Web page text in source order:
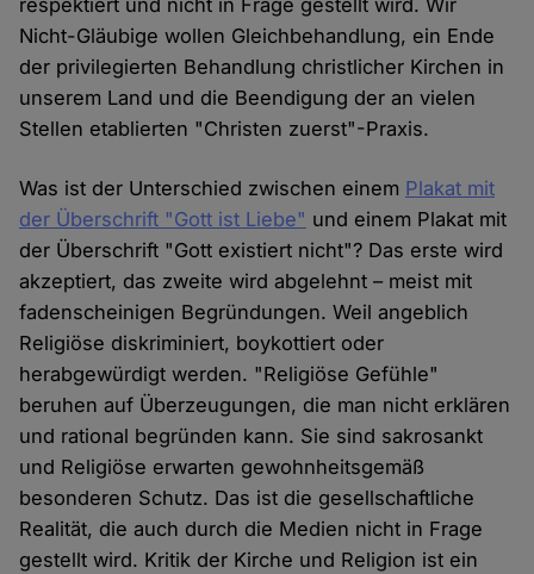
respektiert und nicht in Frage gestellt wird. Wir
Nicht-Gläubige wollen Gleichbehandlung, ein Ende
der privilegierten Behandlung christlicher Kirchen in
unserem Land und die Beendigung der an vielen
Stellen etablierten "Christen zuerst"-Praxis.
Was ist der Unterschied zwischen einem Plakat mit
der Überschrift "Gott ist Liebe" und einem Plakat mit
der Überschrift "Gott existiert nicht"? Das erste wird
akzeptiert, das zweite wird abgelehnt – meist mit
fadenscheinigen Begründungen. Weil angeblich
Religiöse diskriminiert, boykottiert oder
herabgewürdigt werden. "Religiöse Gefühle"
beruhen auf Überzeugungen, die man nicht erklären
und rational begründen kann. Sie sind sakrosankt
und Religiöse erwarten gewohnheitsgemäß
besonderen Schutz. Das ist die gesellschaftliche
Realität, die auch durch die Medien nicht in Frage
gestellt wird. Kritik der Kirche und Religion ist ein